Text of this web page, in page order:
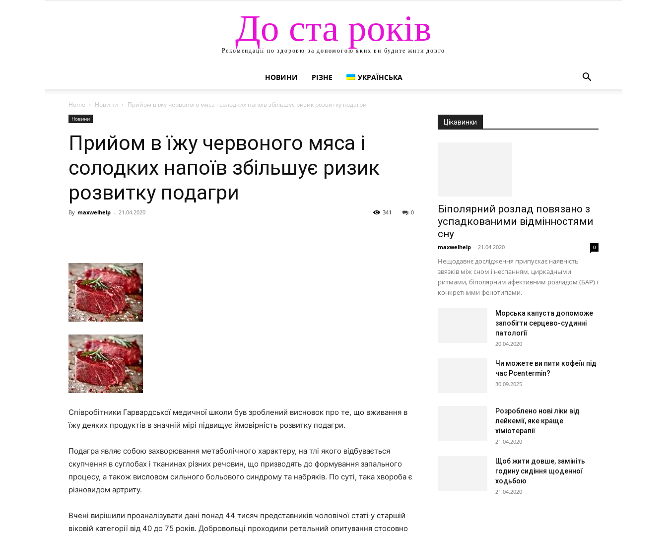
До ста років
Рекомендації по здоровю за допомогою яких ви будите жити довго
НОВИНИ РІЗНЕ УКРАЇНСЬКА
Home Новини Прийом в їжу червоного мяса і солодких напоїв збільшує ризик розвитку подагри
Новини
Прийом в їжу червоного мяса і
солодких напоїв збільшує ризик
розвитку подагри
By maxwelhelp - 21.04.2020 0
341
Співробітники Гарвардської медичної школи був зроблений висновок про те, що вживання в
їжу деяких продуктів в значній мірі підвищує ймовірність розвитку подагри.
Подагра являє собою захворювання метаболічного характеру, на тлі якого відбувається
скупчення в суглобах і тканинах різних речовин, що призводять до формування запального
процесу, а також висловом сильного больового синдрому та набряків. По суті, така хвороба є
різновидом артриту.
Вчені вирішили проаналізувати дані понад 44 тисяч представників чоловічої статі у старшій
віковій категорії від 40 до 75 років. Добровольці проходили ретельний опитування стосовно
Цікавинки
Біполярний розлад повязано з
успадкованими відмінностями
сну
maxwelhelp - 21.04.2020 0
Нещодавнє дослідження припускає наявність
звязків між сном і неспанням, циркадными
ритмами, біполярним афективним розладом (БАР) і
конкретними фенотипами.
Морська капуста допоможе
запобігти серцево-судинні
патології
20.04.2020
Чи можете ви пити кофеїн під
час Pcentermin?
30.09.2025
Розроблено нові ліки від
лейкемії, яке краще
хіміотерапії
21.04.2020
Щоб жити довше, замініть
годину сидіння щоденної
ходьбою
21.04.2020